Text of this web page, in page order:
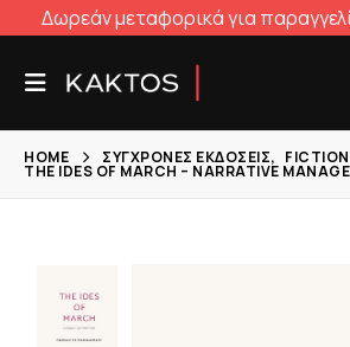
Δωρεάν μεταφορικά για
HOME ΣΎΓΧΡΟΝΕΣ ΕΚΔΌΣΕΙΣ, FICTION
THE IDES OF MARCH – NARRATIVE